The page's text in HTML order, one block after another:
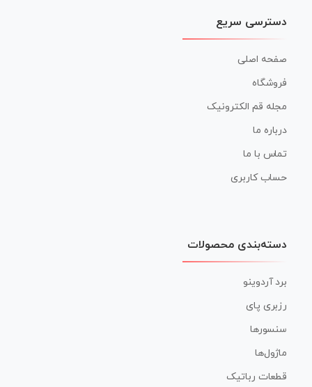
دسترسی سریع
صفحه اصلی
فروشگاه
مجله قم الکترونیک
درباره ما
تماس با ما
حساب کاربری
دسته‌بندی محصولات
برد آردوینو
رزبری پای
سنسورها
ماژول‌ها
قطعات رباتیک